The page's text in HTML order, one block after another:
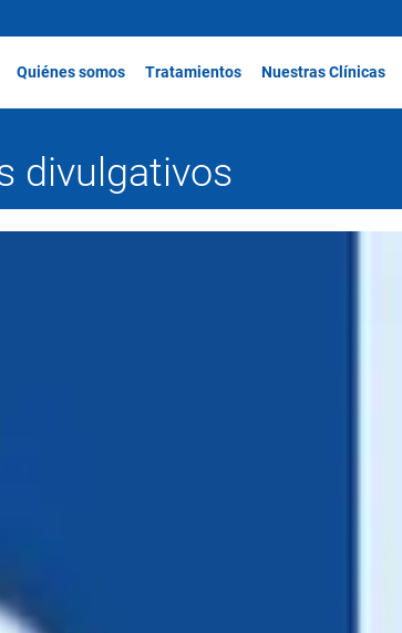
Quiénes somos Tratamientos Nuestras Clínicas
divulgativos